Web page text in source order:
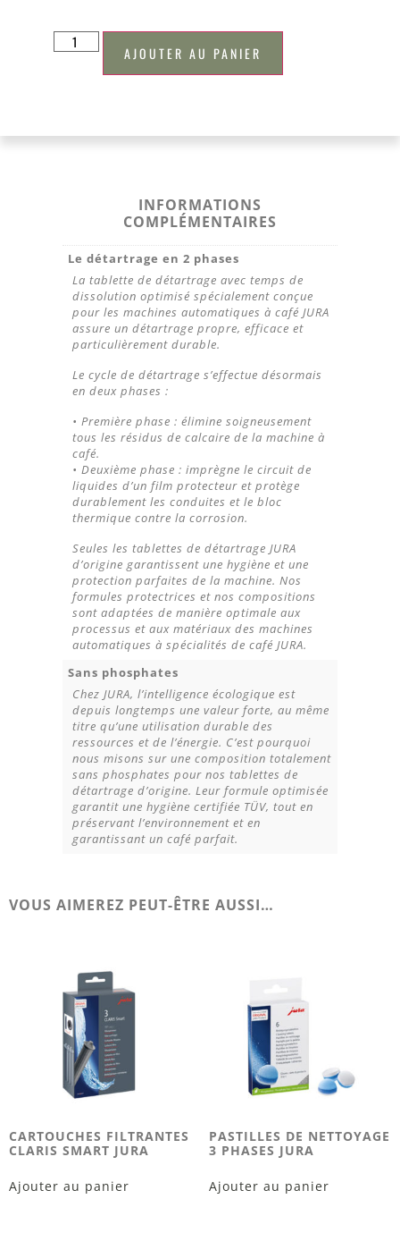
AJOUTER AU PANIER
INFORMATIONS
COMPLÉMENTAIRES
Le détartrage en 2 phases
La tablette de détartrage avec temps de
dissolution optimisé spécialement conçue
pour les machines automatiques à café JURA
assure un détartrage propre, efficace et
particulièrement durable.
Le cycle de détartrage s’effectue désormais
en deux phases :
• Première phase : élimine soigneusement
tous les résidus de calcaire de la machine à
café.
• Deuxième phase : imprègne le circuit de
liquides d’un film protecteur et protège
durablement les conduites et le bloc
thermique contre la corrosion.
Seules les tablettes de détartrage JURA
d’origine garantissent une hygiène et une
protection parfaites de la machine. Nos
formules protectrices et nos compositions
sont adaptées de manière optimale aux
processus et aux matériaux des machines
automatiques à spécialités de café JURA.
Sans phosphates
Chez JURA, l’intelligence écologique est
depuis longtemps une valeur forte, au même
titre qu’une utilisation durable des
ressources et de l’énergie. C’est pourquoi
nous misons sur une composition totalement
sans phosphates pour nos tablettes de
détartrage d’origine. Leur formule optimisée
garantit une hygiène certifiée TÜV, tout en
préservant l’environnement et en
garantissant un café parfait.
VOUS AIMEREZ PEUT-ÊTRE AUSSI…
CARTOUCHES FILTRANTES
CLARIS SMART JURA
Ajouter au panier
PASTILLES DE NETTOYAGE
3 PHASES JURA
Ajouter au panier